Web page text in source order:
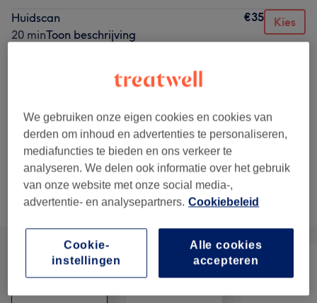
Huidscan
20 minToon beschrijving
€35 Kies
Toon beschrijving
1 uToon beschrijving
Browlift
1 uToon beschrijving
Alle behandelingen
We gebruiken onze eigen cookies en cookies van
derden om inhoud en advertenties te personaliseren,
mediafuncties te bieden en ons verkeer te
analyseren. We delen ook informatie over het gebruik
van onze website met onze social media-,
advertentie- en analysepartners. Cookiebeleid
Alle cookies
accepteren
Cookie-
instellingen